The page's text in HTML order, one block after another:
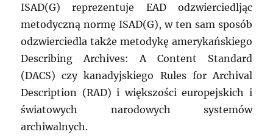
ISAD(G) reprezentuje EAD odzwierciedljąc
metodyczną normę ISAD(G), w ten sam sposób
odzwierciedla także metodykę amerykańskiego
Describing Archives: A Content Standard
(DACS) czy kanadyjskiego Rules for Archival
Description (RAD) i większości europejskich i
światowych narodowych systemów
archiwalnych.